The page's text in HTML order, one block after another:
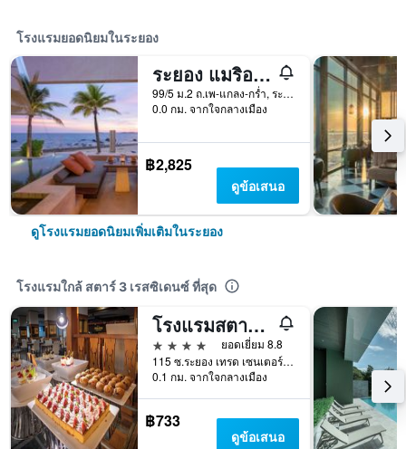
โรงแรมยอดนิยมในระยอง
ระยอง แมริออท รีสอร์ท แอนด์ สปา
99/5 ม.2 ถ.เพ-แกลง-กร่ำ, ระยอง, ประเทศไทย
0.0 กม. จากใจกลางเมือง
฿2,825
ดูข้อเสนอ
ดูโรงแรมยอดนิยมเพิ่มเติมในระยอง
โรงแรมใกล้ สตาร์ 3 เรสซิเดนซ์ ที่สุด
โรงแรมสตาร์ คอนเวนชั่น
4 ดาว
ยอดเยี่ยม 8.8
115 ซ.ระยอง เทรด เซนเตอร์ หมายเลข 4, ระยอง, ประเทศไทย
0.1 กม. จากใจกลางเมือง
฿733
ดูข้อเสนอ